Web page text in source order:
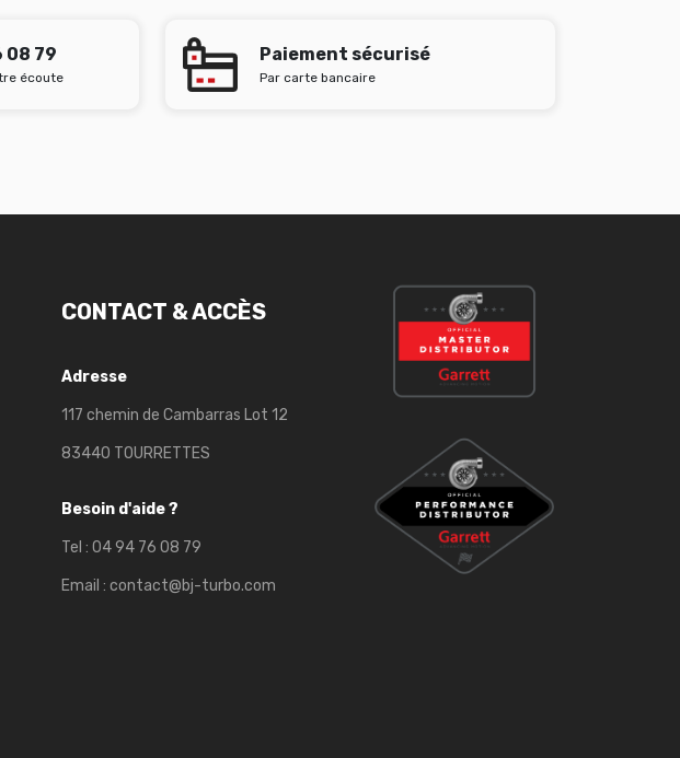
08 79
écoute
Paiement sécurisé
Par carte bancaire
CONTACT & ACCÈS
Adresse
117 chemin de Cambarras Lot 12
83440 TOURRETTES
Besoin d'aide ?
Tel : 04 94 76 08 79
Email : contact@bj-turbo.com